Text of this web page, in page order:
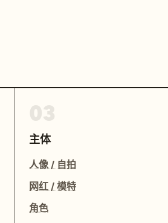
主体
人像 / 自拍
网红 / 模特
角色